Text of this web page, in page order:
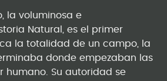
la voluminosa e
Natural, es el primer
la totalidad de un campo, la
donde empezaban las
humano. Su autoridad se